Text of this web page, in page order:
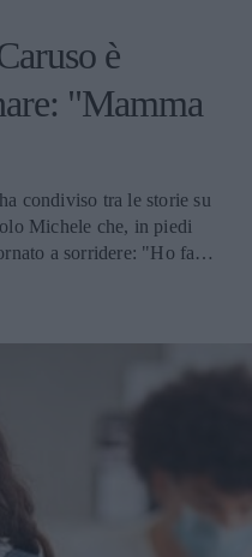
è
"Mamma
condiviso tra le storie su
Michele che, in piedi
a sorridere: "Ho fatto